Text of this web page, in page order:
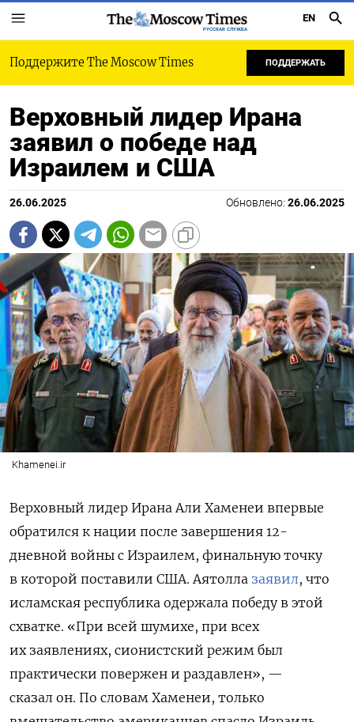
РУССКАЯ СЛУЖБА
EN
Поддержите The Moscow Times ПОДДЕРЖАТЬ
Верховный лидер Ирана
заявил о победе над
Израилем и США
26.06.2025 Обновлено: 26.06.2025
Khamenei.ir
Верховный лидер Ирана Али Хаменеи впервые
обратился к нации после завершения 12-
дневной войны с Израилем, финальную точку
в которой поставили США. Аятолла заявил, что
исламская республика одержала победу в этой
схватке. «При всей шумихе, при всех
их заявлениях, сионистский режим был
практически повержен и раздавлен», —
сказал он. По словам Хаменеи, только